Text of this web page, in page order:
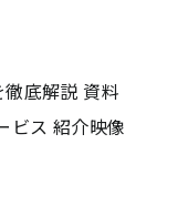
底解説 資料
ビス 紹介映像